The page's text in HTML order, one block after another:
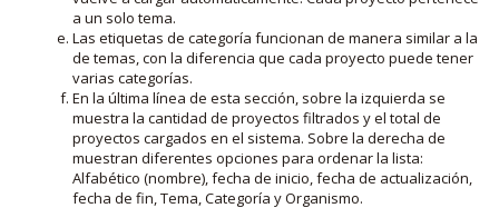
a un solo tema.
Las etiquetas de categoría funcionan de manera similar a la
de temas, con la diferencia que cada proyecto puede tener
varias categorías.
En la última línea de esta sección, sobre la izquierda se
muestra la cantidad de proyectos filtrados y el total de
proyectos cargados en el sistema. Sobre la derecha de
muestran diferentes opciones para ordenar la lista:
Alfabético (nombre), fecha de inicio, fecha de actualización,
fecha de fin, Tema, Categoría y Organismo.